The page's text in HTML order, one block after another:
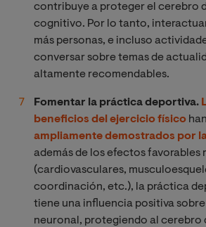
contribuye a proteger el cerebro
cognitivo. Por lo tanto,
más personas, e incluso
conversar sobre temas de
altamente recomendables.
Fomentar la práctica deportiva.
beneficios del ejercicio físico
ampliamente demostrados por
además de los efectos favorables
(cardiovasculares,
coordinación, etc.), la práctica
tiene una influencia positiva sobre
neuronal, protegiendo al cerebro